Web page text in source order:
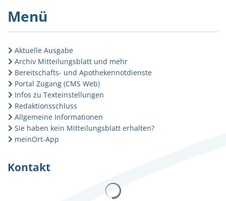
Menü
Aktuelle Ausgabe
Archiv Mitteilungsblatt und mehr
Bereitschafts- und Apothekennotdienste
Portal Zugang (CMS Web)
Infos zu Texteinstellungen
Redaktionsschluss
Allgemeine Informationen
Sie haben kein Mitteilungsblatt erhalten?
meinOrt-App
Kontakt